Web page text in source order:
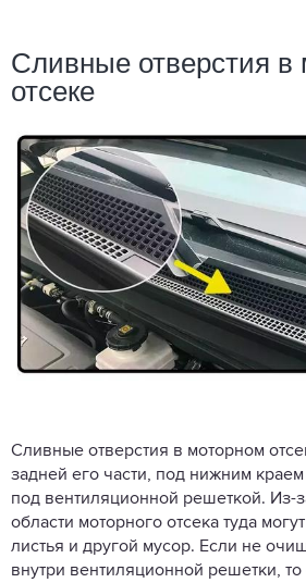
Сливные отверстия в
отсеке
Сливные отверстия в моторном
задней его части, под нижним краем
под вентиляционной решеткой. Из-
области моторного отсека туда
листья и другой мусор. Если не
внутри вентиляционной решетки,